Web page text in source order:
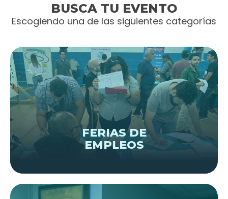
BUSCA TU EVENTO
Escogiendo una de las siguientes categorías
FERIAS DE
EMPLEOS
VER EVENTOS